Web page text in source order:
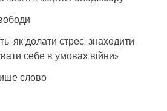
як долати стрес, знаходити
себе в умовах війни»
слово